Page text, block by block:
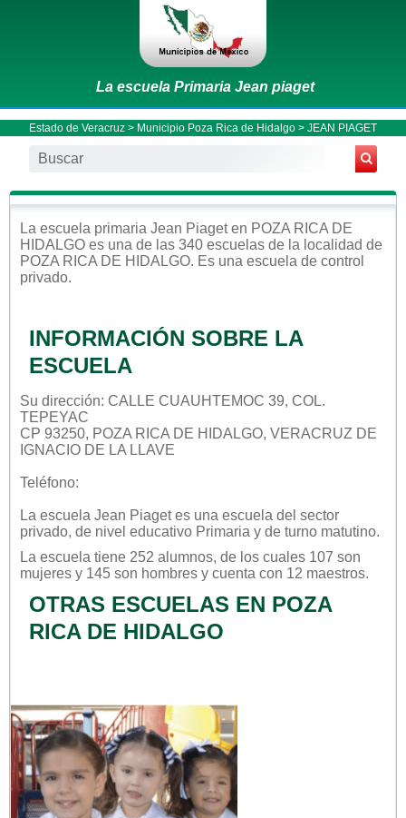
La escuela Primaria Jean piaget
Estado de Veracruz > Municipio Poza Rica de Hidalgo > JEAN PIAGET
La escuela primaria Jean Piageten POZA RICA DE
HIDALGO es una de las 340 escuelas de la localidad de
POZA RICA DE HIDALGO. Es una escuela de control
privado.
INFORMACIÓN SOBRE LA
ESCUELA
Su dirección: CALLE CUAUHTEMOC 39, COL.
TEPEYAC
CP 93250, POZA RICA DE HIDALGO, VERACRUZ DE
IGNACIO DE LA LLAVE
Teléfono:
La escuela Jean Piagetes una escuela del sector
privado, de nivel educativo Primaria y de turno matutino.
La escuela tiene 252 alumnos, de los cuales 107 son
mujeres y 145 son hombres y cuenta con 12 maestros.
OTRAS ESCUELAS EN POZA
RICA DE HIDALGO